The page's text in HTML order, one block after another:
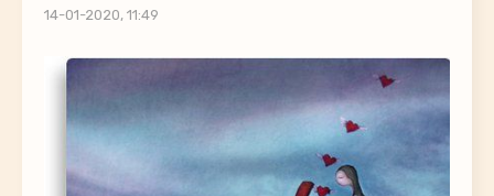
14-01-2020, 11:49